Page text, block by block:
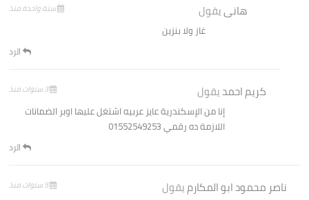
هانىيقول سنة واحدة منذ
غاز ولا بنزين
الرد
كريم احمديقول 3 سنوات منذ
إنا من الإسكندرية عايز عربيه اشتغل عليها اوبر الضمانات
اللازمة ده رقمي 01552549253
الرد
ناصر محمود ابو المكارميقول 5 سنوات منذ